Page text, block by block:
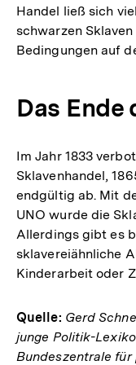
Handel ließ sich
schwarzen
Bedingungen auf
Das Ende
Im Jahr 1833
Sklavenhandel,
endgültig ab. Mit
UNO wurde die
Allerdings gibt es
sklavereiähnliche
Kinderarbeit oder
Quelle: Gerd
junge Politik-
Bundeszentrale